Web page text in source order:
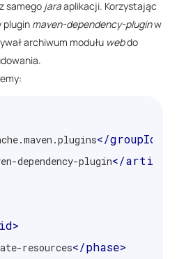
samego jaraaplikacji. Korzystając
plugin maven-dependency-pluginw
archiwum modułu webdo
</groupId>
dependency-plugin</
resources</phase>